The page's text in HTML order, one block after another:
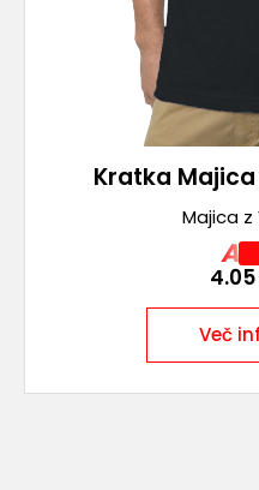
Kratka
Majica
A
4.05
Več